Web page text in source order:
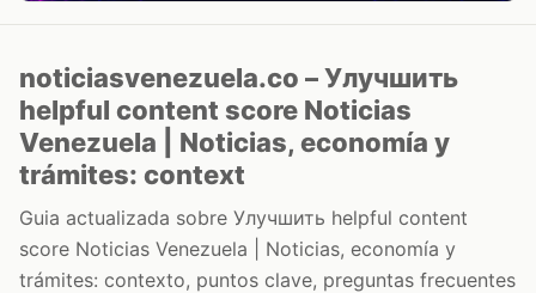
noticiasvenezuela.co – Улучшить
helpful content score Noticias
Venezuela | Noticias, economía y
trámites: context
Guia actualizada sobre Улучшить helpful content
score Noticias Venezuela | Noticias, economía y
trámites: contexto, puntos clave, preguntas frecuentes